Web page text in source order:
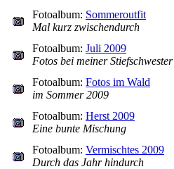
Fotoalbum: Sommeroutfit
Mal kurz zwischendurch
Fotoalbum: Juli 2009
Fotos bei meiner Stiefschwester
Fotoalbum: Fotos im Wald
im Sommer 2009
Fotoalbum: Herst 2009
Eine bunte Mischung
Fotoalbum: Vermischtes 2009
Durch das Jahr hindurch